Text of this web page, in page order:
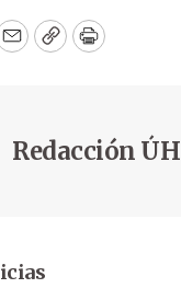
EmailCopyPrint
Redacción ÚH